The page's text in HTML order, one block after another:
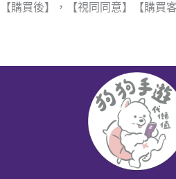
【購買後】，【視同同意】【購買